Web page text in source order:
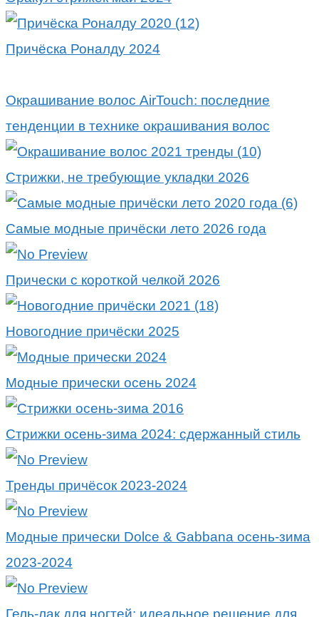
Причёска Роналду 2024
Окрашивание волос AirTouch: последние
тенденции в технике окрашивания волос
Стрижки, не требующие укладки 2026
Самые модные причёски лето 2026 года
Прически с короткой челкой 2026
Новогодние причёски 2025
Модные прически осень 2024
Стрижки осень-зима 2024: сдержанный стиль
Тренды причёсок 2023-2024
Модные прически Dolce & Gabbana осень-зима
2023-2024